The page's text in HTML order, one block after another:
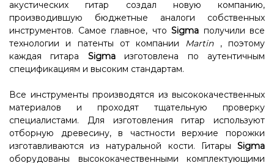
акустических гитар создал новую компанию,
производившую бюджетные аналоги собственных
инструментов. Самое главное, что Sigma получили все
технологии и патенты от компании Martin, поэтому
каждая гитара Sigmaизготовлена ​​по аутентичным
спецификациям и высоким стандартам.
Все инструменты производятся из высококачественных
материалов и проходят тщательную проверку
специалистами. Для изготовления гитар используют
отборную древесину, в частности верхние порожки
изготавливаются из натуральной кости. Гитары Sigma
оборудованы высококачественными комплектующими